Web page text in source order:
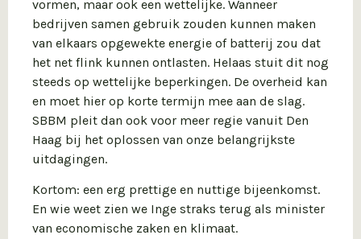
vormen, maar ook een wettelijke. Wanneer
bedrijven samen gebruik zouden kunnen maken
van elkaars opgewekte energie of batterij zou dat
het net flink kunnen ontlasten. Helaas stuit dit nog
steeds op wettelijke beperkingen. De overheid kan
en moet hier op korte termijn mee aan de slag.
SBBM pleit dan ook voor meer regie vanuit Den
Haag bij het oplossen van onze belangrijkste
uitdagingen.
Kortom: een erg prettige en nuttige bijeenkomst.
En wie weet zien we Inge straks terug als minister
van economische zaken en klimaat.